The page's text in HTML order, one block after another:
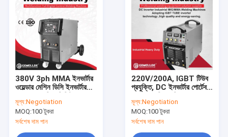
380V 3ph MMA ইনভার্টার
ওয়েল্ডার মেশিন ডিসি ইনভার্টার
কন্ট্রোল MIG280
মূল্য:Negotiation
MOQ:100 টুকরা
সর্বশেষ দাম পান
220V/200A, IGBT টিউব
প্রযুক্তি, DC ইনভার্টার পোর্টেবল
MIG250GF
মূল্য:Negotiation
MOQ:100 টুকরা
সর্বশেষ দাম পান